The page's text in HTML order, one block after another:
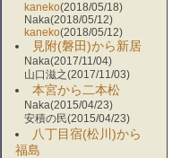
kaneko(2018/05/18)
Naka(2018/05/12)
kaneko(2018/05/12)
見附(磐田)から新居
Naka(2017/11/04)
山口滋之(2017/11/03)
本宮から二本松
Naka(2015/04/23)
安積の民(2015/04/23)
八丁目宿(松川)から
福島